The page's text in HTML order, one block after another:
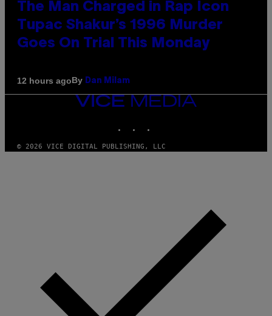
The Man Charged in Rap Icon
Tupac Shakur’s 1996 Murder
Goes On Trial This Monday
12 hours agoBy Dan Milam
VICE
© 2026 VICE DIGITAL PUBLISHING, LLC